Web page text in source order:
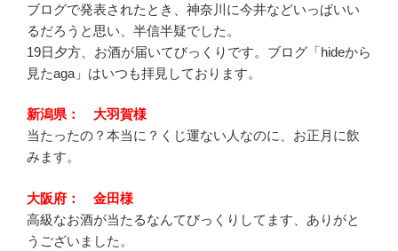
ブログで発表されたとき、神奈川に今井などいっぱいい
るだろうと思い、半信半疑でした。
19日夕方、お酒が届いてびっくりです。ブログ「hideから
見たaga」はいつも拝見しております。
新潟県： 大羽賀様
当たったの？本当に？くじ運ない人なのに、お正月に飲
みます。
大阪府： 金田様
高級なお酒が当たるなんてびっくりしてます、ありがと
うございました。